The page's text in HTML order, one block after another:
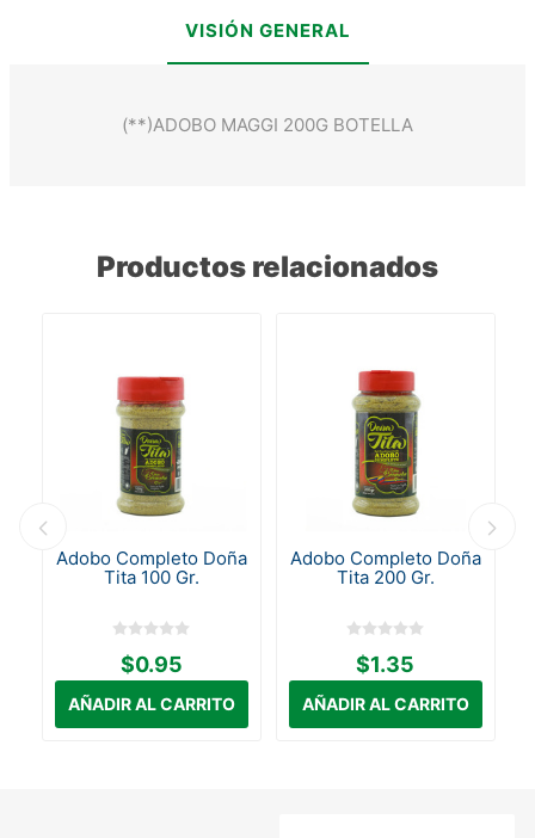
VISIÓN GENERAL
(**)ADOBO MAGGI 200G BOTELLA
Productos relacionados
Adobo Completo Doña
Tita 100 Gr.
$0.95
Adobo Completo Doña
Tita 200 Gr.
$1.35